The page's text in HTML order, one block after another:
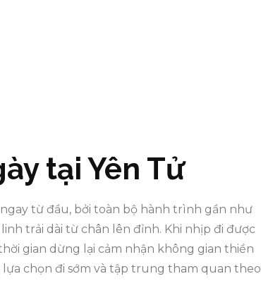
tại Yên Tử
từ đầu, bởi toàn bộ hành trình gần như
trải dài từ chân lên đỉnh. Khi nhịp đi được
gian dừng lại cảm nhận không gian thiền
chọn đi sớm và tập trung tham quan theo